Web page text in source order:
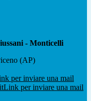
- Monticelli
(AP)
per inviare una mail
Link per inviare una mail